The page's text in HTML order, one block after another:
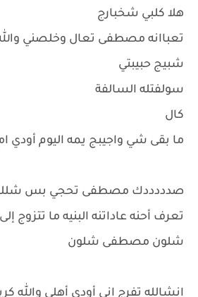
هلا كلبي شخبارج
تعباانه مصطفى تعال وخلصني
شبيج حبيبتي
سولفتله السالفة
كال
ما بقى شي واجيبج يمه اليوم أودي
صدددددك مصطفى تحجي بس
تعرف أحنه عاداتنه البنيه ما تتزوج
شلون مصطفى شلون
انشالله تفرج اني أودي أهلي والله